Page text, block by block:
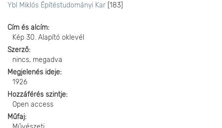
Ybl Miklós Építéstudományi Kar [183]
Cím és alcím
Kép 30. Alapító oklevél
Szerző
nincs, megadva
Megjelenés ideje
1926
Hozzáférés szintje
Open access
Műfaj